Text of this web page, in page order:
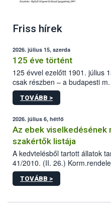
Friss hírek
2026. július 15, szerda
125 éve történt
125 évvel ezelőtt 1901. július
csak részben – a budapesti
állomás a Kis Rókus utca 15.
tervezett új épületébe.
TOVÁBB >
2026. július 6, hétfő
Az ebek viselkedésének
szakértők listája
A kedvtelésből tartott állatok
41/2010. (II. 26.)
sérülés, illetve ennek veszélye
hatósági feladatokat, valamint
vonni az ebek
TOVÁBB >